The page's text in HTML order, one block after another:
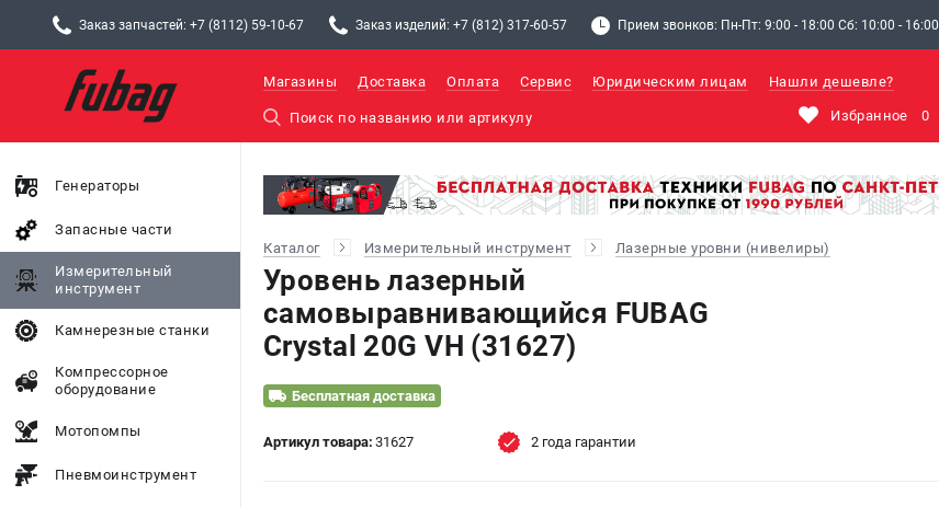
Заказ запчастей: +7 (8112) 59-10-67 Заказ изделий: +7 (812) 317-60-57 Прием звонков: Пн-Пт: 9:00 - 18:00 Сб: 10:00 - 16:00
Магазины Доставка Оплата Сервис Юридическим лицам Нашли дешевле?
Избранное 0
Генераторы
Запасные части
Измерительный
инструмент
Камнерезные станки
Компрессорное
оборудование
Мотопомпы
Пневмоинструмент
Каталог Измерительный инструмент Лазерные уровни (нивелиры)
Уровень лазерный
самовыравнивающийся FUBAG
Crystal 20G VH (31627)
Бесплатная доставка
Артикул товара: 31627 2 года гарантии